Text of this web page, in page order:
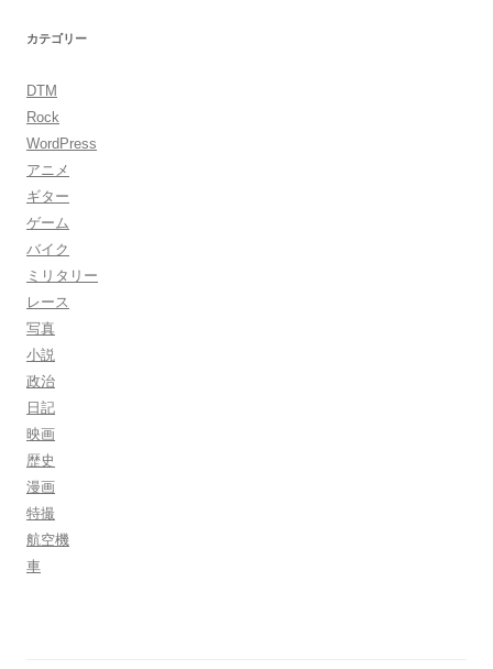
カテゴリー
DTM
Rock
WordPress
アニメ
ギター
ゲーム
バイク
ミリタリー
レース
写真
小説
政治
日記
映画
歴史
漫画
特撮
航空機
車